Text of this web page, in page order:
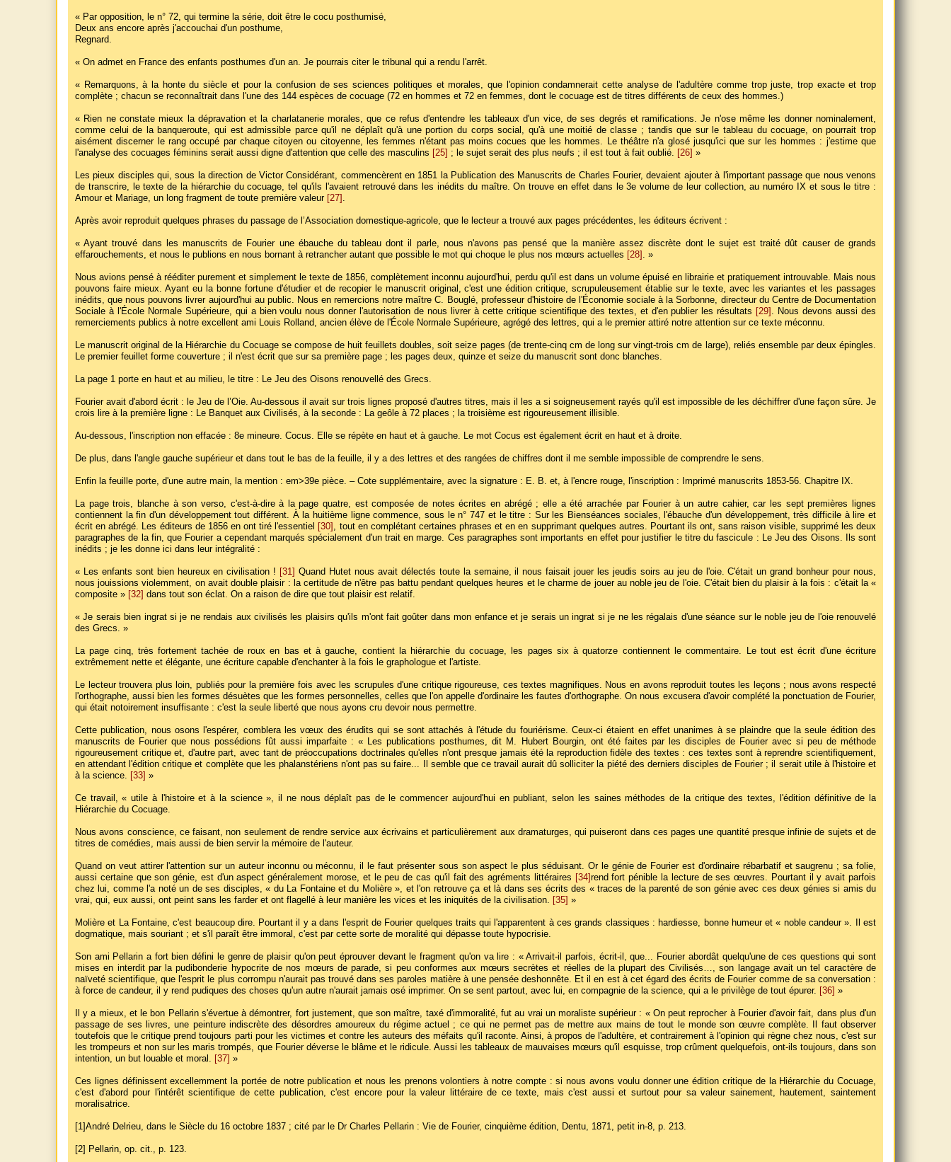
« Par opposition, le n° 72, qui termine la série, doit être le cocu posthumisé,
Deux ans encore après j'accouchai d'un posthume,
Regnard.
« On admet en France des enfants posthumes d'un an. Je pourrais citer le tribunal qui a rendu l'arrêt.
« Remarquons, à la honte du siècle et pour la confusion de ses sciences politiques et morales, que l'opinion condamnerait cette analyse de l'adultère comme trop juste, trop exacte et trop
complète ; chacun se reconnaîtrait dans l'une des 144 espèces de cocuage (72 en hommes et 72 en femmes, dont le cocuage est de titres différents de ceux des hommes.)
« Rien ne constate mieux la dépravation et la charlatanerie morales, que ce refus d'entendre les tableaux d'un vice, de ses degrés et ramifications. Je n'ose même les donner nominalement,
comme celui de la banqueroute, qui est admissible parce qu'il ne déplaît qu'à une portion du corps social, qu'à une moitié de classe ; tandis que sur le tableau du cocuage, on pourrait trop
aisément discerner le rang occupé par chaque citoyen ou citoyenne, les femmes n'étant pas moins cocues que les hommes. Le théâtre n'a glosé jusqu'ici que sur les hommes : j'estime que
l'analyse des cocuages féminins serait aussi digne d'attention que celle des masculins [25] ; le sujet serait des plus neufs ; il est tout à fait oublié. [26] »
Les pieux disciples qui, sous la direction de Victor Considérant, commencèrent en 1851 la Publication des Manuscrits de Charles Fourier, devaient ajouter à l'important passage que nous venons
de transcrire, le texte de la hiérarchie du cocuage, tel qu'ils l'avaient retrouvé dans les inédits du maître. On trouve en effet dans le 3e volume de leur collection, au numéro IX et sous le titre :
Amour et Mariage, un long fragment de toute première valeur [27] .
Après avoir reproduit quelques phrases du passage de l’Association domestique-agricole, que le lecteur a trouvé aux pages précédentes, les éditeurs écrivent :
« Ayant trouvé dans les manuscrits de Fourier une ébauche du tableau dont il parle, nous n'avons pas pensé que la manière assez discrète dont le sujet est traité dût causer de grands
effarouchements, et nous le publions en nous bornant à retrancher autant que possible le mot qui choque le plus nos mœurs actuelles [28] . »
Nous avions pensé à rééditer purement et simplement le texte de 1856, complètement inconnu aujourd'hui, perdu qu'il est dans un volume épuisé en librairie et pratiquement introuvable. Mais nous
pouvons faire mieux. Ayant eu la bonne fortune d'étudier et de recopier le manuscrit original, c'est une édition critique, scrupuleusement établie sur le texte, avec les variantes et les passages
inédits, que nous pouvons livrer aujourd'hui au public. Nous en remercions notre maître C. Bouglé, professeur d'histoire de l'Économie sociale à la Sorbonne, directeur du Centre de Documentation
Sociale à l'École Normale Supérieure, qui a bien voulu nous donner l'autorisation de nous livrer à cette critique scientifique des textes, et d'en publier les résultats [29] . Nous devons aussi des
remerciements publics à notre excellent ami Louis Rolland, ancien élève de l'École Normale Supérieure, agrégé des lettres, qui a le premier attiré notre attention sur ce texte méconnu.
Le manuscrit original de la Hiérarchie du Cocuage se compose de huit feuillets doubles, soit seize pages (de trente-cinq cm de long sur vingt-trois cm de large), reliés ensemble par deux épingles.
Le premier feuillet forme couverture ; il n'est écrit que sur sa première page ; les pages deux, quinze et seize du manuscrit sont donc blanches.
La page 1 porte en haut et au milieu, le titre : Le Jeu des Oisons renouvellé des Grecs.
Fourier avait d'abord écrit : le Jeu de l’Oie. Au-dessous il avait sur trois lignes proposé d'autres titres, mais il les a si soigneusement rayés qu'il est impossible de les déchiffrer d'une façon sûre. Je
crois lire à la première ligne : Le Banquet aux Civilisés, à la seconde : La geôle à 72 places ; la troisième est rigoureusement illisible.
Au-dessous, l'inscription non effacée : 8e mineure. Cocus. Elle se répète en haut et à gauche. Le mot Cocus est également écrit en haut et à droite.
De plus, dans l'angle gauche supérieur et dans tout le bas de la feuille, il y a des lettres et des rangées de chiffres dont il me semble impossible de comprendre le sens.
Enfin la feuille porte, d'une autre main, la mention : em>39e pièce. – Cote supplémentaire, avec la signature : E. B. et, à l'encre rouge, l'inscription : Imprimé manuscrits 1853-56. Chapitre IX.
La page trois, blanche à son verso, c'est-à-dire à la page quatre, est composée de notes écrites en abrégé ; elle a été arrachée par Fourier à un autre cahier, car les sept premières lignes
contiennent la fin d'un développement tout différent. À la huitième ligne commence, sous le n° 747 et le titre : Sur les Bienséances sociales, l'ébauche d'un développement, très difficile à lire et
écrit en abrégé. Les éditeurs de 1856 en ont tiré l'essentiel
[30] , tout en complétant certaines phrases et en en supprimant quelques autres. Pourtant ils ont, sans raison visible, supprimé les deux
paragraphes de la fin, que Fourier a cependant marqués spécialement d'un trait en marge. Ces paragraphes sont importants en effet pour justifier le titre du fascicule : Le Jeu des Oisons. Ils sont
inédits ; je les donne ici dans leur intégralité :
« Les enfants sont bien heureux en civilisation ! [31] Quand Hutet nous avait délectés toute la semaine, il nous faisait jouer les jeudis soirs au jeu de l'oie. C'était un grand bonheur pour nous,
nous jouissions violemment, on avait double plaisir : la certitude de n'être pas battu pendant quelques heures et le charme de jouer au noble jeu de l'oie. C'était bien du plaisir à la fois : c'était la «
composite » [32] dans tout son éclat. On a raison de dire que tout plaisir est relatif.
« Je serais bien ingrat si je ne rendais aux civilisés les plaisirs qu'ils m'ont fait goûter dans mon enfance et je serais un ingrat si je ne les régalais d'une séance sur le noble jeu de l'oie renouvelé
des Grecs. »
La page cinq, très fortement tachée de roux en bas et à gauche, contient la hiérarchie du cocuage, les pages six à quatorze contiennent le commentaire. Le tout est écrit d'une écriture
extrêmement nette et élégante, une écriture capable d'enchanter à la fois le graphologue et l'artiste.
Le lecteur trouvera plus loin, publiés pour la première fois avec les scrupules d'une critique rigoureuse, ces textes magnifiques. Nous en avons reproduit toutes les leçons ; nous avons respecté
l'orthographe, aussi bien les formes désuètes que les formes personnelles, celles que l'on appelle d'ordinaire les fautes d'orthographe. On nous excusera d'avoir complété la ponctuation de Fourier,
qui était notoirement insuffisante : c'est la seule liberté que nous ayons cru devoir nous permettre.
Cette publication, nous osons l'espérer, comblera les vœux des érudits qui se sont attachés à l'étude du fouriérisme. Ceux-ci étaient en effet unanimes à se plaindre que la seule édition des
manuscrits de Fourier que nous possédions fût aussi imparfaite : « Les publications posthumes, dit M. Hubert Bourgin, ont été faites par les disciples de Fourier avec si peu de méthode
rigoureusement critique et, d'autre part, avec tant de préoccupations doctrinales qu'elles n'ont presque jamais été la reproduction fidèle des textes : ces textes sont à reprendre scientifiquement,
en attendant l'édition critique et complète que les phalanstériens n'ont pas su faire... Il semble que ce travail aurait dû solliciter la piété des derniers disciples de Fourier ; il serait utile à l'histoire et
à la science. [33] »
Ce travail, « utile à l'histoire et à la science », il ne nous déplaît pas de le commencer aujourd'hui en publiant, selon les saines méthodes de la critique des textes, l'édition définitive de la
Hiérarchie du Cocuage.
Nous avons conscience, ce faisant, non seulement de rendre service aux écrivains et particulièrement aux dramaturges, qui puiseront dans ces pages une quantité presque infinie de sujets et de
titres de comédies, mais aussi de bien servir la mémoire de l'auteur.
Quand on veut attirer l'attention sur un auteur inconnu ou méconnu, il le faut présenter sous son aspect le plus séduisant. Or le génie de Fourier est d'ordinaire rébarbatif et saugrenu ; sa folie,
aussi certaine que son génie, est d'un aspect généralement morose, et le peu de cas qu'il fait des agréments littéraires [34]rend fort pénible la lecture de ses œuvres. Pourtant il y avait parfois
chez lui, comme l'a noté un de ses disciples, « du La Fontaine et du Molière », et l'on retrouve ça et là dans ses écrits des « traces de la parenté de son génie avec ces deux génies si amis du
vrai, qui, eux aussi, ont peint sans les farder et ont flagellé à leur manière les vices et les iniquités de la civilisation. [35] »
Molière et La Fontaine, c'est beaucoup dire. Pourtant il y a dans l'esprit de Fourier quelques traits qui l'apparentent à ces grands classiques : hardiesse, bonne humeur et « noble candeur ». Il est
dogmatique, mais souriant ; et s'il paraît être immoral, c'est par cette sorte de moralité qui dépasse toute hypocrisie.
Son ami Pellarin a fort bien défini le genre de plaisir qu'on peut éprouver devant le fragment qu'on va lire : « Arrivait-il parfois, écrit-il, que... Fourier abordât quelqu'une de ces questions qui sont
mises en interdit par la pudibonderie hypocrite de nos mœurs de parade, si peu conformes aux mœurs secrètes et réelles de la plupart des Civilisés…, son langage avait un tel caractère de
naïveté scientifique, que l'esprit le plus corrompu n'aurait pas trouvé dans ses paroles matière à une pensée deshonnête. Et il en est à cet égard des écrits de Fourier comme de sa conversation :
à force de candeur, il y rend pudiques des choses qu'un autre n'aurait jamais osé imprimer. On se sent partout, avec lui, en compagnie de la science, qui a le privilège de tout épurer. [36] »
Il y a mieux, et le bon Pellarin s'évertue à démontrer, fort justement, que son maître, taxé d'immoralité, fut au vrai un moraliste supérieur : « On peut reprocher à Fourier d'avoir fait, dans plus d'un
passage de ses livres, une peinture indiscrète des désordres amoureux du régime actuel ; ce qui ne permet pas de mettre aux mains de tout le monde son œuvre complète. Il faut observer
toutefois que le critique prend toujours parti pour les victimes et contre les auteurs des méfaits qu'il raconte. Ainsi, à propos de l'adultère, et contrairement à l'opinion qui règne chez nous, c'est sur
les trompeurs et non sur les maris trompés, que Fourier déverse le blâme et le ridicule. Aussi les tableaux de mauvaises mœurs qu'il esquisse, trop crûment quelquefois, ont-ils toujours, dans son
intention, un but louable et moral. [37] »
Ces lignes définissent excellemment la portée de notre publication et nous les prenons volontiers à notre compte : si nous avons voulu donner une édition critique de la Hiérarchie du Cocuage,
c'est d'abord pour l'intérêt scientifique de cette publication, c'est encore pour la valeur littéraire de ce texte, mais c'est aussi et surtout pour sa valeur sainement, hautement, saintement
moralisatrice.
[1]André Delrieu, dans le Siècle du 16 octobre 1837 ; cité par le Dr Charles Pellarin : Vie de Fourier, cinquième édition, Dentu, 1871, petit in-8, p. 213.
[2] Pellarin, op. cit., p. 123.